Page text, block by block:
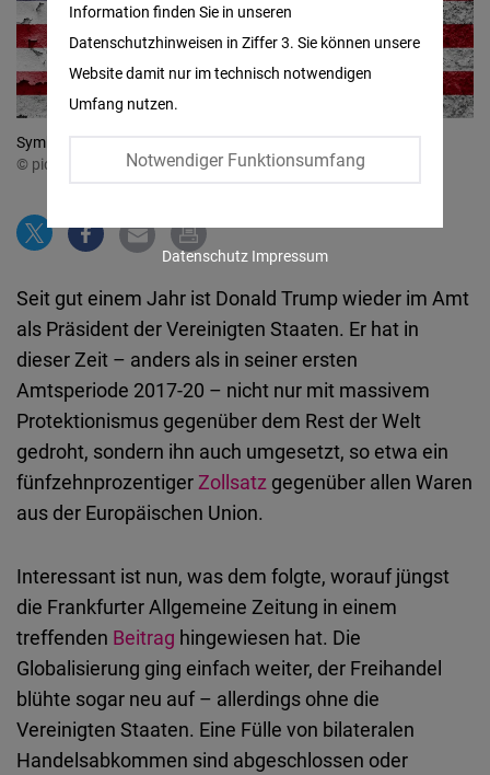
Symbolbild Freihandel
© picture alliance / CHROMORANGE | Michael Bihmayer
Seit gut einem Jahr ist Donald Trump wieder im Amt
als Präsident der Vereinigten Staaten. Er hat in
dieser Zeit – anders als in seiner ersten
Amtsperiode 2017-20 – nicht nur mit massivem
Protektionismus gegenüber dem Rest der Welt
gedroht, sondern ihn auch umgesetzt, so etwa ein
fünfzehnprozentigerZollsatz gegenüber allen Waren
aus der Europäischen Union.
Interessant ist nun, was dem folgte, worauf jüngst
die Frankfurter Allgemeine Zeitung in einem
treffenden Beitrag hingewiesen hat. Die
Globalisierung ging einfach weiter, der Freihandel
blühte sogar neu auf – allerdings ohne die
Vereinigten Staaten. Eine Fülle von bilateralen
Handelsabkommen sind abgeschlossen oder
Information finden Sie in unseren
Datenschutzhinweisen in Ziffer 3. Sie können unsere
Website damit nur im technisch notwendigen
Umfang nutzen.
Notwendiger Funktionsumfang
Twitter
Embed
Instagram
Embed
Google
Maps
Embed
Cloudinary
Flickr
Embed
Newsletter2go
Embed
Podigee
Embed
D.Vinci
Datenschutz Impressum